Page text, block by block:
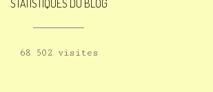
STATISTIQUES DU BLOG
68 502 visites